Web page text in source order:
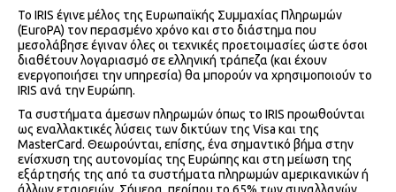
Το IRIS έγινε μέλος της Ευρωπαϊκής Συμμαχίας Πληρωμών
(EuroPA) τον περασμένο χρόνο και στο διάστημα που
μεσολάβησε έγιναν όλες οι τεχνικές προετοιμασίες ώστε όσοι
διαθέτουν λογαριασμό σε ελληνική τράπεζα (και έχουν
ενεργοποιήσει την υπηρεσία) θα μπορούν να χρησιμοποιούν το
IRIS ανά την Ευρώπη.
Τα συστήματα άμεσων πληρωμών όπως το IRIS προωθούνται
ως εναλλακτικές λύσεις των δικτύων της Visa και της
MasterCard. Θεωρούνται, επίσης, ένα σημαντικό βήμα στην
ενίσχυση της αυτονομίας της Ευρώπης και στη μείωση της
εξάρτησής της από τα συστήματα πληρωμών αμερικανικών ή